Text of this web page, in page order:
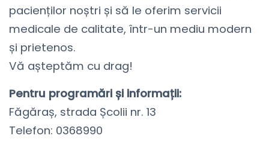
pacienților noștri și să le oferim servicii
medicale de calitate, într-un mediu modern
și prietenos.
Vă așteptăm cu drag!
Pentru programări și informații:
Făgăraș, strada Școlii nr. 13
Telefon: 0368990